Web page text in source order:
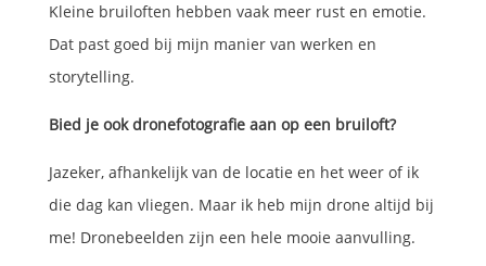
Kleine bruiloften hebben vaak meer rust en emotie.
Dat past goed bij mijn manier van werken en
storytelling.
Bied je ook dronefotografie aan op een bruiloft?
Jazeker, afhankelijk van de locatie en het weer of ik
die dag kan vliegen. Maar ik heb mijn drone altijd bij
me! Dronebeelden zijn een hele mooie aanvulling.